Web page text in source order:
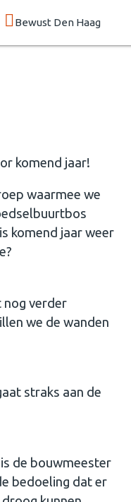
Bewust Den Haag
komend jaar!
waarmee we
komend jaar weer
nog verder
we de wanden
straks aan de
de bouwmeester
bedoeling dat er